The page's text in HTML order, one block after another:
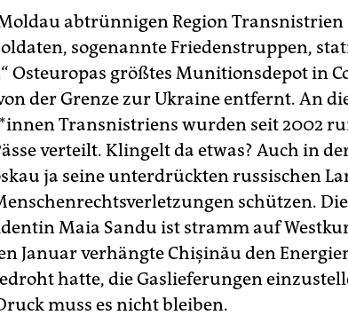
abtrünnigen Region Transnistrien
sogenannte Friedenstruppen,
Osteuropas größtes Munitionsdepot in
der Grenze zur Ukraine entfernt. An
Transnistriens wurden seit 2002
verteilt. Klingelt da etwas? Auch in
ja seine unterdrückten russischen
schützen.
Maia Sandu ist stramm auf
Januar verhängte Chişinău den
hatte, die Gaslieferungen
muss es nicht bleiben.